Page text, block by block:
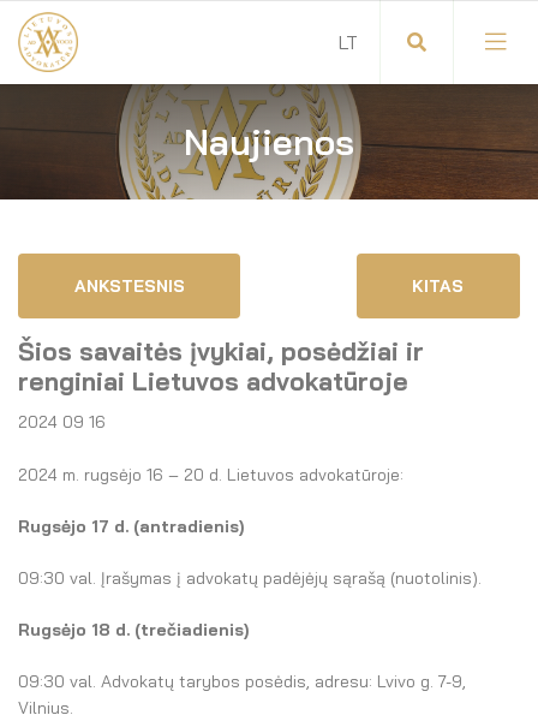
Visuotinis advokatų susirinkimas
Advokatų tarybos pirmininkas
Advokatų taryba
Komitetai
Garbės teismas
Administracija
Savitarna
Savivaldos teisės aktai
Dokumentų atmintinė
Gynėjas
El. parduotuvė
LT
EN
DE
Naujienos
ANKSTESNIS KITAS
Šios savaitės įvykiai, posėdžiai ir
renginiai Lietuvos advokatūroje
2024 09 16
2024 m. rugsėjo 16 – 20 d. Lietuvos advokatūroje:
Rugsėjo 17 d. (antradienis)
09:30 val. Įrašymas į advokatų padėjėjų sąrašą (nuotolinis).
Rugsėjo 18 d. (trečiadienis)
09:30 val. Advokatų tarybos posėdis, adresu: Lvivo g. 7-9,
Vilnius.